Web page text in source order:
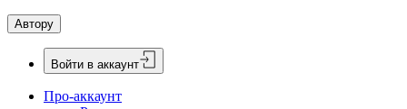
Автору
Войти в аккаунт
Про-аккаунт